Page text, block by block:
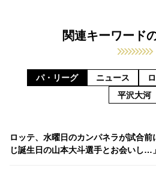
関連キーワード
パ・リーグ ニュース
平沢大河
ロッテ、水曜日のカンパネラが試合前
じ誕生日の山本大斗選手とお会いし…」